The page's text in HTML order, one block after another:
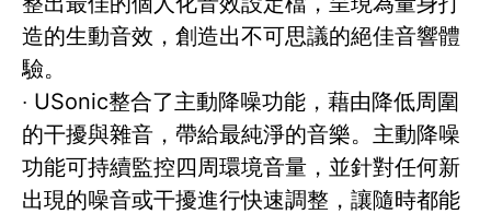
造的生動音效，創造出不可思議的絕佳音響體
驗。
‧ USonic整合了主動降噪功能，藉由降低周圍
的干擾與雜音，帶給最純淨的音樂。主動降噪
功能可持續監控四周環境音量，並針對任何新
出現的噪音或干擾進行快速調整，讓隨時都能